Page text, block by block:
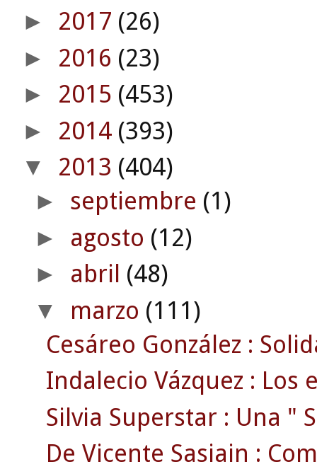
► 2017 (26)
► 2016 (23)
► 2015 (453)
► 2014 (393)
▼ 2013 (404)
► septiembre (1)
► agosto (12)
► abril (48)
▼ marzo (111)
Cesáreo González :
Indalecio Vázquez : Los
Silvia Superstar : Una "
De Vicente Sasiain :